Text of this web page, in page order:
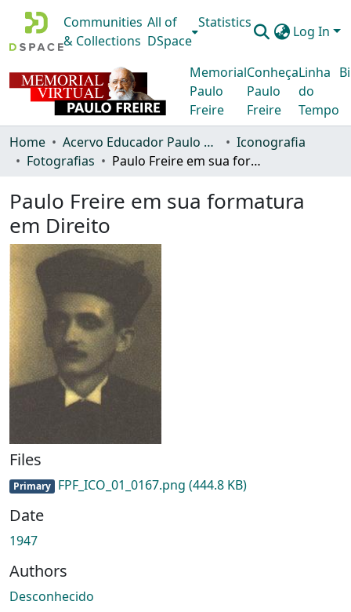
Communities
& Collections
All of
DSpace
Statistics
Log In
Memorial
Paulo
Freire
Conheça
Paulo
Freire
Linha
do
Tempo
Home Acervo Educador Paulo Freire
Iconografia
Fotografias
Paulo Freire em sua formatura em Direito
Paulo Freire em sua formatura
em Direito
Files
Primary FPF_ICO_01_0167.png (444.8 KB)
Date
1947
Authors
Desconhecido